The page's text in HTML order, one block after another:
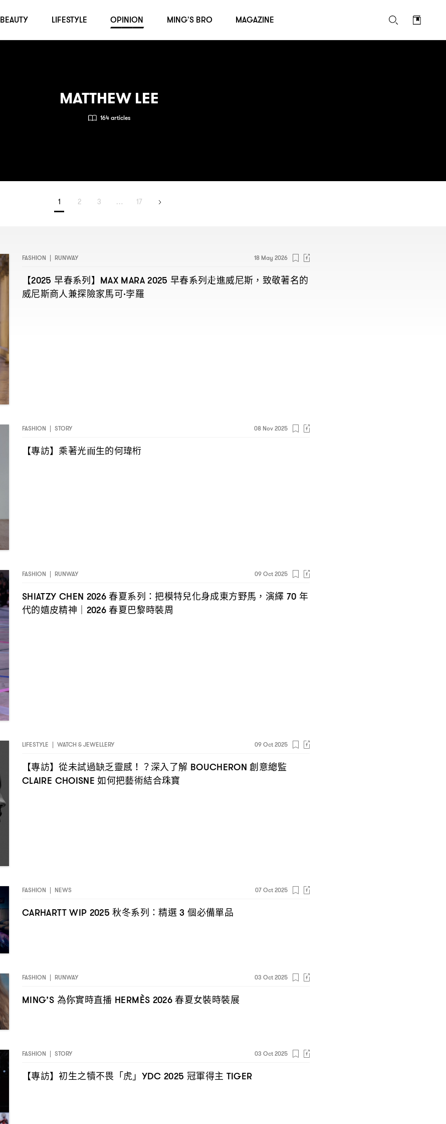
MATTHEW LEE
164 articles
1 2 3 … 17
FASHION | RUNWAY 18 May 2026
【2025 早春系列】 MAX MARA 2025 早春系列走進威尼斯 ， 致敬著名的
威尼斯商人兼探險家馬可·孛羅
FASHION | STORY 08 Nov 2025
【專訪】乘著光而生的何瑋桁
FASHION | RUNWAY 09 Oct 2025
SHIATZY CHEN 2026 春夏系列 ：把模特兒化身成東方野馬 ， 演繹 70 年
代的嬉皮精神 ｜2026 春夏巴黎時裝周
LIFESTYLE | WATCH & JEWELLERY 09 Oct 2025
【專訪】從未試過缺乏靈感 ！？深入了解 BOUCHERON創意總監
CLAIRE CHOISNE如何把藝術結合珠寶
FASHION | NEWS 07 Oct 2025
CARHARTT WIP 2025秋冬系列 ：精選3個必備單品
FASHION | RUNWAY 03 Oct 2025
MING’S 為你實時直播 HERMÈS 2026 春夏女裝時裝展
FASHION | STORY 03 Oct 2025
【專訪】初生之犢不畏「虎」 YDC 2025 冠軍得主 TIGER
BEAUTY LIFESTYLE OPINION MING'S BRO MAGAZINE